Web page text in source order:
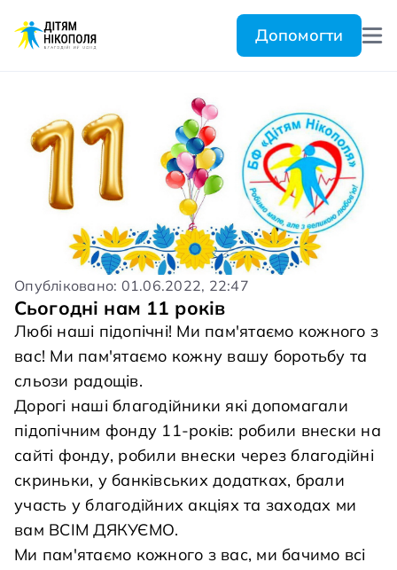
Допомогти
Опубліковано: 01.06.2022, 22:47
Сьогодні нам 11 років
Любі наші підопічні! Ми пам'ятаємо кожного з
вас! Ми пам'ятаємо кожну вашу боротьбу та
сльози радощів.
Дорогі наші благодійники які допомагали
підопічним фонду 11-років: робили внески на
сайті фонду, робили внески через благодійні
скриньки, у банківських додатках, брали
участь у благодійних акціях та заходах ми
вам ВСІМ ДЯКУЄМО.
Ми пам'ятаємо кожного з вас, ми бачимо всі